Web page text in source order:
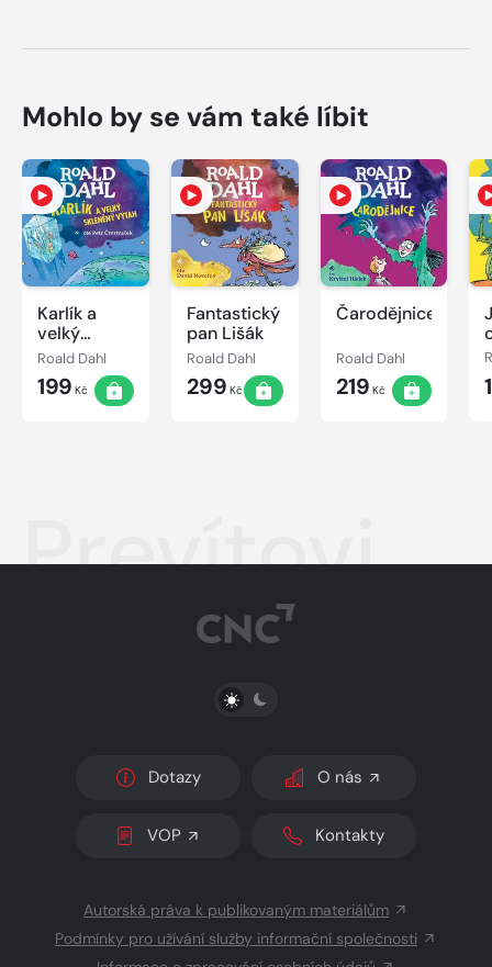
Mohlo by se vám také líbit
Karlík a
velký
skleněný
výtah
Roald Dahl
199 Kč
Fantastický
pan Lišák
Roald Dahl
299 Kč
Čarodějnice
Roald Dahl
219 Kč
Prevítovi
PŘEPNOUT SVĚTLÝ/TMAVÝ REŽIM
Dotazy O nás
VOP Kontakty
Autorská práva k publikovaným materiálům
Podmínky pro užívání služby informační společnosti